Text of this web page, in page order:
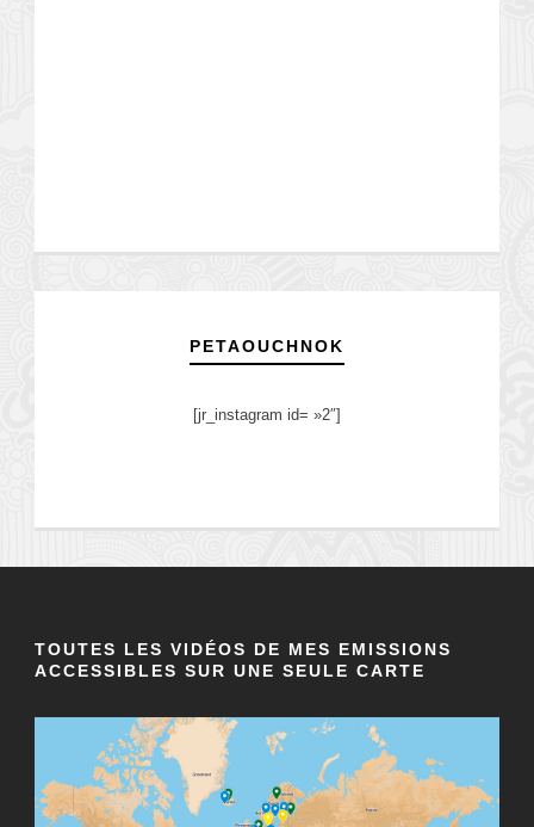
PETAOUCHNOK
[jr_instagram id= »2″]
TOUTES LES VIDÉOS DE MES EMISSIONS
ACCESSIBLES SUR UNE SEULE CARTE